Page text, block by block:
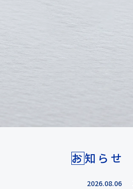
お知らせ
2026.08.06